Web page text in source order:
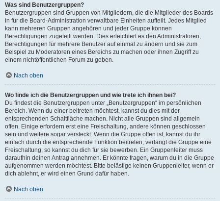
Was sind Benutzergruppen?
Benutzergruppen sind Gruppen von Mitgliedern, die die Mitglieder des Boards
in für die Board-Administration verwaltbare Einheiten aufteilt. Jedes Mitglied
kann mehreren Gruppen angehören und jeder Gruppe können
Berechtigungen zugeteilt werden. Dies erleichtert es den Administratoren,
Berechtigungen für mehrere Benutzer auf einmal zu ändern und sie zum
Beispiel zu Moderatoren eines Bereichs zu machen oder ihnen Zugriff zu
einem nichtöffentlichen Forum zu geben.
Nach oben
Wo finde ich die Benutzergruppen und wie trete ich ihnen bei?
Du findest die Benutzergruppen unter „Benutzergruppen“ im persönlichen
Bereich. Wenn du einer beitreten möchtest, kannst du dies mit der
entsprechenden Schaltfläche machen. Nicht alle Gruppen sind allgemein
offen. Einige erfordern erst eine Freischaltung, andere können geschlossen
sein und weitere sogar versteckt. Wenn die Gruppe offen ist, kannst du ihr
einfach durch die entsprechende Funktion beitreten; verlangt die Gruppe eine
Freischaltung, so kannst du dich für sie bewerben. Ein Gruppenleiter muss
daraufhin deinen Antrag annehmen. Er könnte fragen, warum du in die Gruppe
aufgenommen werden möchtest. Bitte belästige keinen Gruppenleiter, wenn er
dich ablehnt, er wird einen Grund dafür haben.
Nach oben